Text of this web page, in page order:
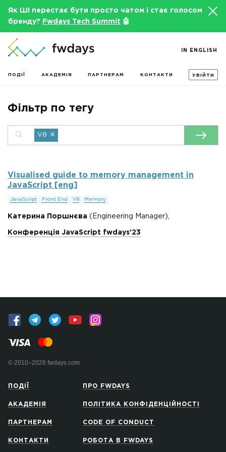
Як ШІ перестає бути просто чатом і стає голосом
бренду?
Fwdays Tech Summit 🤖
ПОДІЇ АКАДЕМІЯ ПАРТНЕРАМ КОНТАКТИ УВІЙТИ
IN ENGLISH
Фільтр по тегу
V8 ×
Visualised guide to memory management in
JavaScript [eng]
JavaScript Front End V8 Memory
Катерина Поршнєва (Engineering Manager),
Конференція JavaScript fwdays’23
© 2010–2026 fwdays.com
ПОДІЇ
АКАДЕМІЯ
ПАРТНЕРАМ
КОНТАКТИ
ПРО FWDAYS
ПОЛІТИКА КОНФІДЕНЦІЙНОСТІ
CODE OF CONDUCT
РОБОТА В FWDAYS